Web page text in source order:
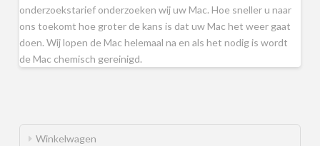
onderzoekstarief onderzoeken wij uw Mac. Hoe sneller u naar
ons toekomt hoe groter de kans is dat uw Mac het weer gaat
doen. Wij lopen de Mac helemaal na en als het nodig is wordt
de Mac chemisch gereinigd.
Winkelwagen